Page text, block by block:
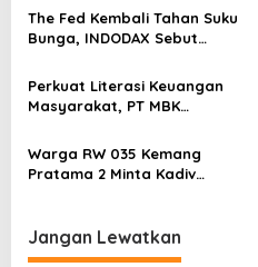
o
s
Blockchain
The Fed Kembali Tahan Suku
Bunga, INDODAX Sebut
Sentimen Pasar
Perkuat Literasi Keuangan
Masyarakat, PT MBK
Karpet Masjid di Pakuhaji
Warga RW 035 Kemang
Pratama 2 Minta Kadiv
Metro Bekasi Kota
Jangan Lewatkan